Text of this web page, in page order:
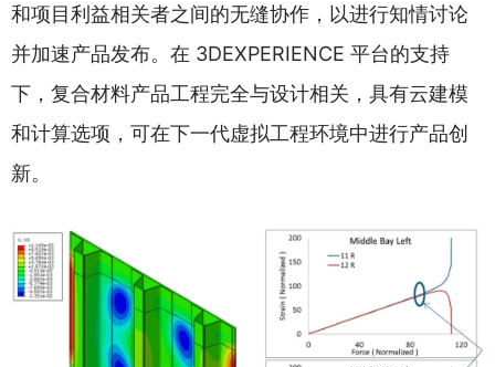
和项目利益相关者之间的无缝协作，以进行知情讨论
并加速产品发布。在 3DEXPERIENCE 平台的支持
下，复合材料产品工程完全与设计相关，具有云建模
和计算选项，可在下一代虚拟工程环境中进行产品创
新。